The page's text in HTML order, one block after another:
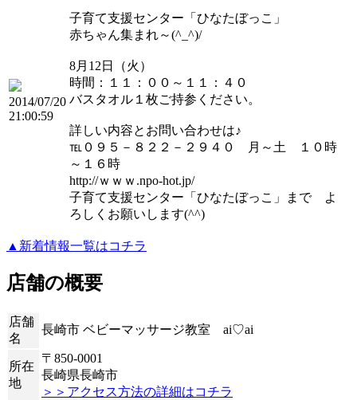
2014/07/20
21:00:59
子育て支援センター「ひなたぼっこ」
赤ちゃん集まれ～(^_^)/
8月12日（火）
時間：１１：００～１１：４０
バスタオル１枚ご持参ください。
詳しい内容とお問い合わせは♪
℡０９５－８２２－２９４０ 月～土 １０時
～１６時
http://ｗｗｗ.npo-hot.jp/
子育て支援センター「ひなたぼっこ」まで よ
ろしくお願いします(^^)
▲新着情報一覧はコチラ
店舗の概要
店舗
名
長崎市 ベビーマッサージ教室 ai♡ai
所在
地
〒850-0001
長崎県長崎市
＞＞アクセス方法の詳細はコチラ